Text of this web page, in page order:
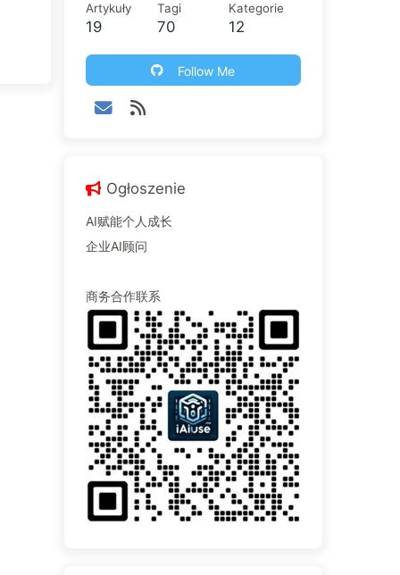
Artykuły
19
Tagi
70
Kategorie
12
Follow Me
Ogłoszenie
AI赋能个人成长
企业AI顾问
商务合作联系